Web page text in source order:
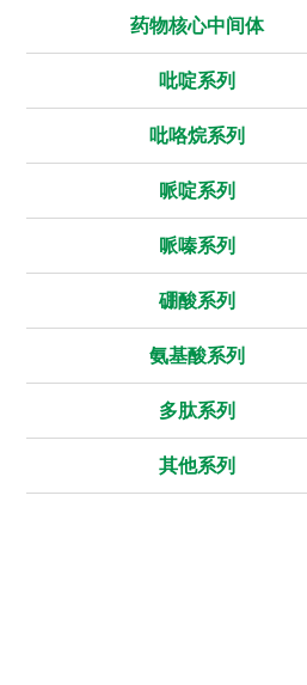
药物核心中间体
吡啶系列
吡咯烷系列
哌啶系列
哌嗪系列
硼酸系列
氨基酸系列
多肽系列
其他系列